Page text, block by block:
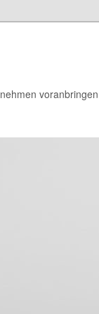
voranbringen